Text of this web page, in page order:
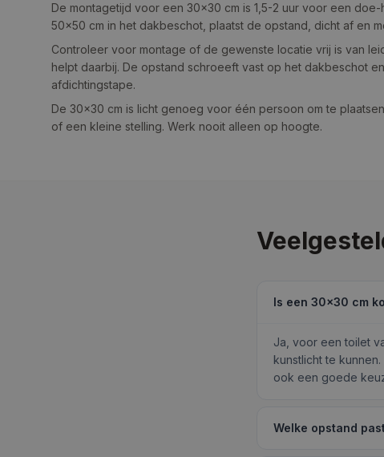
De montagetijd voor een 30×30 cm is 1,5-2 uur voor een
50×50 cm in het dakbeschot, plaatst de opstand, dicht af en
Controleer voor montage of de gewenste locatie vrij is van
helpt daarbij. De opstand schroeeft vast op het dakbeschot
afdichtingstape.
De 30×30 cm is licht genoeg voor één persoon om te
of een kleine stelling. Werk nooit alleen op hoogte.
Is een 30×30 cm
Ja, voor een toilet
kunstlicht te
ook een goede
Welke opstand